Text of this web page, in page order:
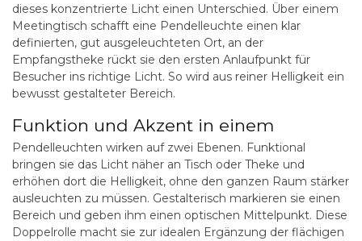
dieses konzentrierte Licht einen Unterschied. Über einem
Meetingtisch schafft eine Pendelleuchte einen klar
definierten, gut ausgeleuchteten Ort, an der
Empfangstheke rückt sie den ersten Anlaufpunkt für
Besucher ins richtige Licht. So wird aus reiner Helligkeit ein
bewusst gestalteter Bereich.
Funktion und Akzent in einem
Pendelleuchten wirken auf zwei Ebenen. Funktional
bringen sie das Licht näher an Tisch oder Theke und
erhöhen dort die Helligkeit, ohne den ganzen Raum stärker
ausleuchten zu müssen. Gestalterisch markieren sie einen
Bereich und geben ihm einen optischen Mittelpunkt. Diese
Doppelrolle macht sie zur idealen Ergänzung der flächigen